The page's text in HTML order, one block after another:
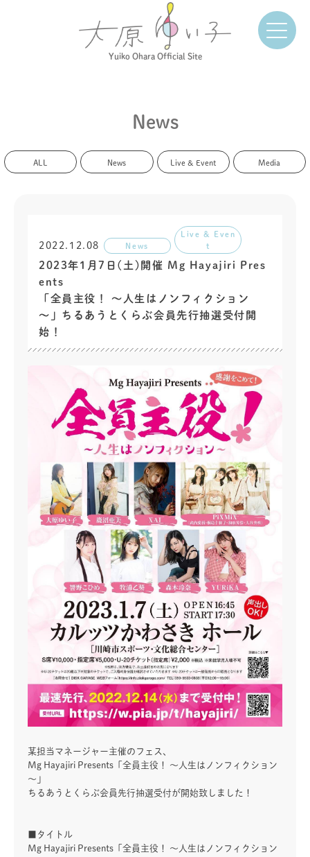
Yuiko Ohara Official Site
News
ALL News Live & Event Media
2022.12.08 News
Live & Even
t
2023年1月7日(土)開催 Mg Hayajiri Pres
ents
「全員主役！ ～人生はノンフィクション
～」ちるあうとくらぶ会員先行抽選受付開
始！
某担当マネージャー主催のフェス、
Mg Hayajiri Presents「全員主役！ ～人生はノンフィクション
～」
ちるあうとくらぶ会員先行抽選受付が開始致しました！
■タイトル
Mg Hayajiri Presents「全員主役！ ～人生はノンフィクション